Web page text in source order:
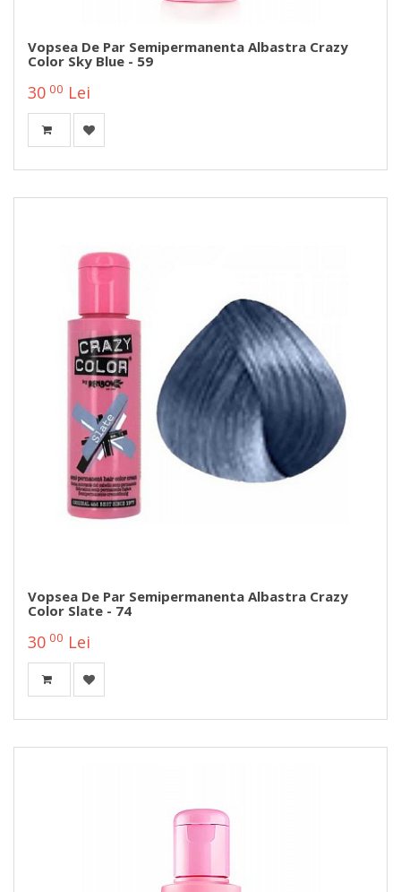
Vopsea De Par Semipermanenta Albastra Crazy
Color Sky Blue - 59
30 00 Lei
Vopsea De Par Semipermanenta Albastra Crazy
Color Slate - 74
30 00 Lei